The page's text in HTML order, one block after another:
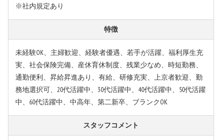
※社内規定あり
特徴
未経験OK、主婦歓迎、経験者優遇、若手が活躍、福利厚生充
実、社会保険完備、産休育休制度、残業少なめ、時短勤務、
通勤便利、昇給昇進あり、有給、研修充実、上京者歓迎、勤
務地選択可、20代活躍中、30代活躍中、40代活躍中、50代活躍
中、60代活躍中、中高年、第二新卒、ブランクOK
スタッフコメント